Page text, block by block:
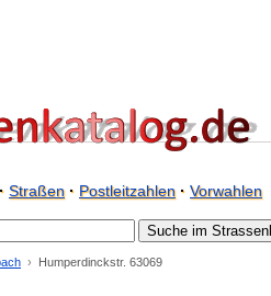
Straßen· Postleitzahlen· Vorwahlen
Humperdinckstr. 63069